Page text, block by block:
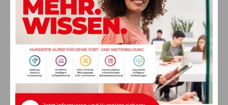
ANZEIGE
HBT – Holzbau Team GmbH: Ein
Ansprechpartner für Bauen, Sanieren
und...